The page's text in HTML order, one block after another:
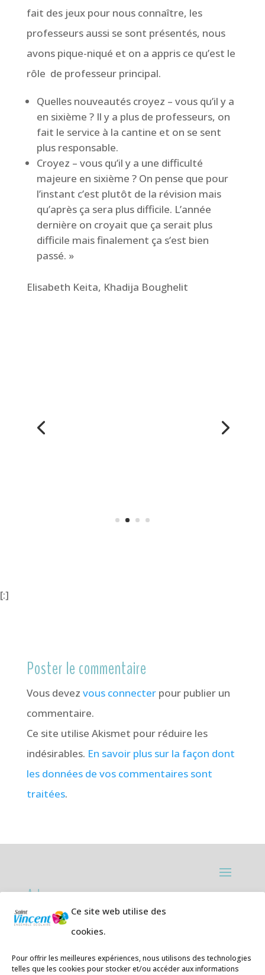
Ce site web utilise des
cookies.
Pour offrir les meilleures expériences, nous utilisons des technologies
telles que les cookies pour stocker et/ou accéder aux informations
fait des jeux pour nous connaître, les
professeurs aussi se sont présentés, nous
avons pique-niqué et on a appris ce qu’est le
rôle de professeur principal.
Quelles nouveautés croyez – vous qu’il y a
en sixième ? Il y a plus de professeurs, on
fait le service à la cantine et on se sent
plus responsable.
Croyez – vous qu’il y a une difficulté
majeure en sixième ? On pense que pour
l’instant c’est plutôt de la révision mais
qu’après ça sera plus difficile. L’année
dernière on croyait que ça serait plus
difficile mais finalement ça s’est bien
passé. »
Elisabeth Keita, Khadija Boughelit
[:]
Poster le commentaire
Vous devez vous connecterpour publier un
commentaire.
Ce site utilise Akismet pour réduire les
indésirables. En savoir plus sur la façon dont
les données de vos commentaires sont
traitées.
Adresses:
Ecole primaire de la Plage,
Téléphone05 59 20 67 28